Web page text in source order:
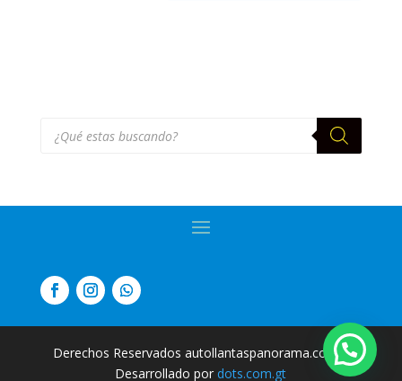
productos
Derechos Reservados autollantaspanorama.com|
Desarrollado pordots.com.gt